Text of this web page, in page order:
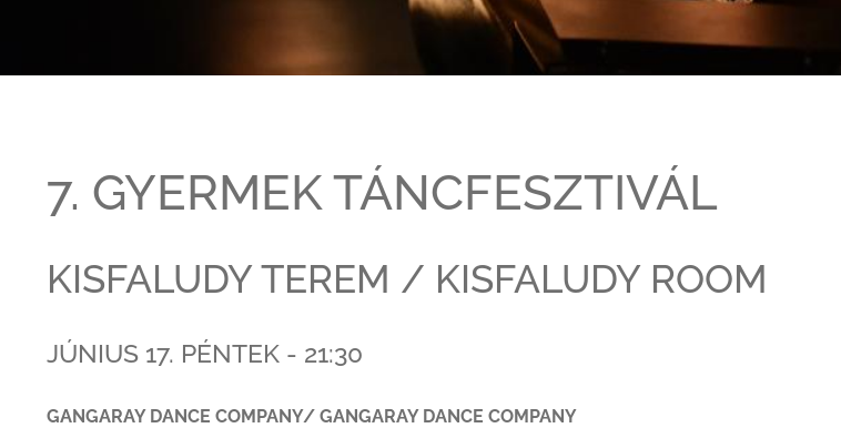
7. GYERMEK TÁNCFESZTIVÁL
KISFALUDY TEREM / KISFALUDY ROOM
JÚNIUS 17. PÉNTEK - 21:30
GANGARAY DANCE COMPANY/ GANGARAY DANCE COMPANY